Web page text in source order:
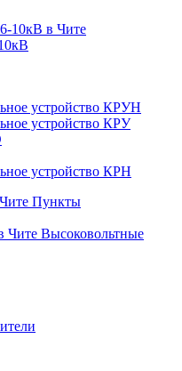
устройство КРУН
устройство КРУ
устройство КРН
Пункты
Высоковольтные